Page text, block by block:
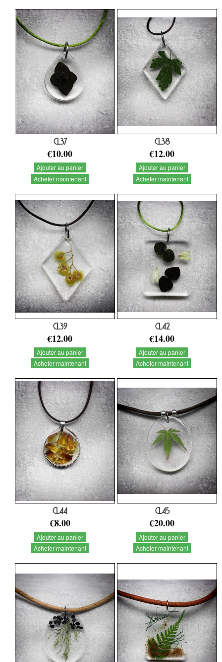
CL37
€10.00
Ajouter au panier
Acheter maintenant
CL38
€12.00
Ajouter au panier
Acheter maintenant
CL39
€12.00
Ajouter au panier
Acheter maintenant
CL42
€14.00
Ajouter au panier
Acheter maintenant
CL44
€8.00
Ajouter au panier
Acheter maintenant
CL45
€20.00
Ajouter au panier
Acheter maintenant